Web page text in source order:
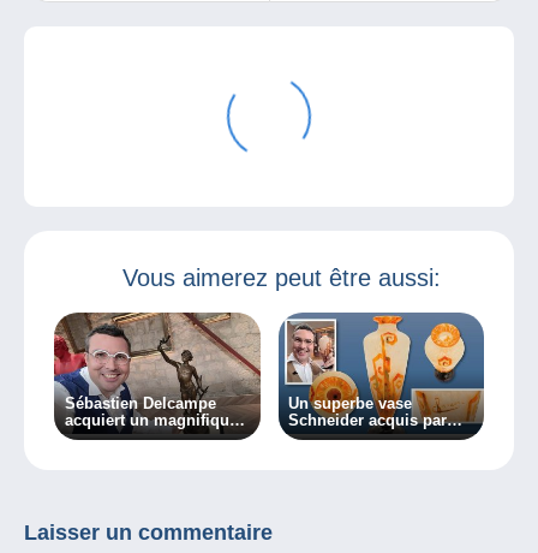
Vous aimerez peut être aussi:
Sébastien Delcampe
acquiert un magnifique
bronze signé Drouot !
Un superbe vase
Schneider acquis par
Sébastien Delcampe
Laisser un commentaire